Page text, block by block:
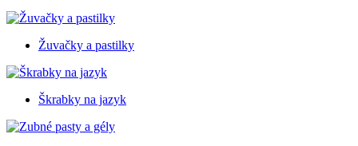
Žuvačky a pastilky
Škrabky na jazyk